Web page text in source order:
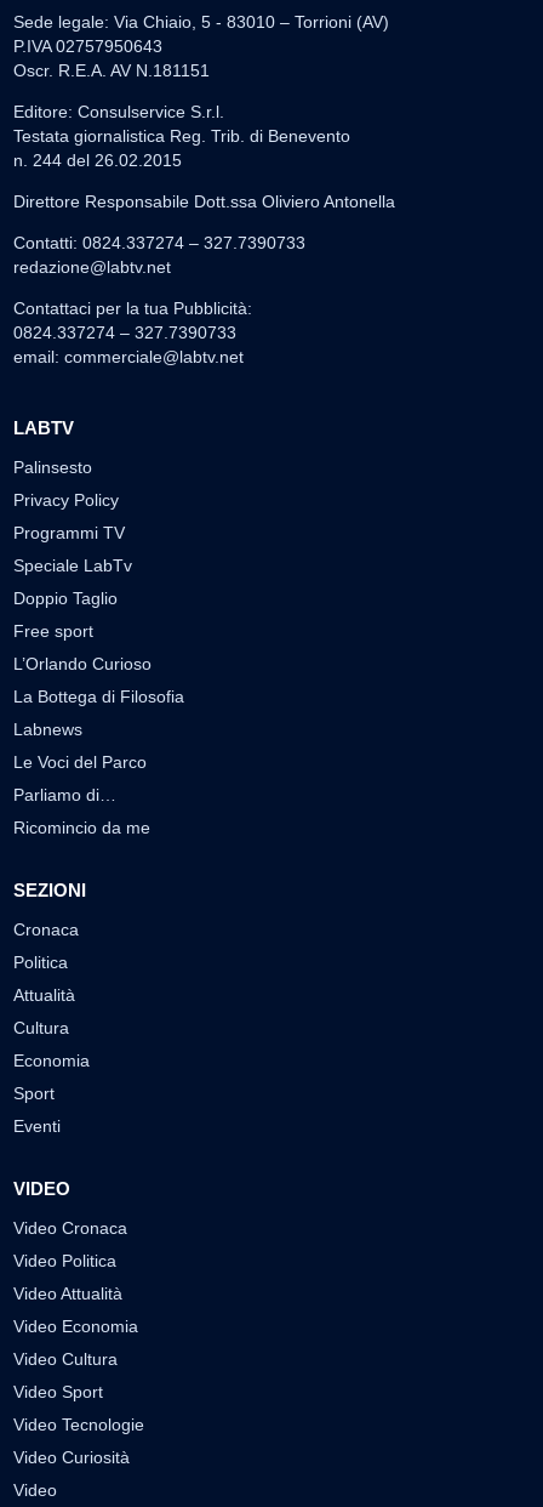
Sede legale: Via Chiaio, 5 - 83010 – Torrioni (AV)
P.IVA 02757950643
Oscr. R.E.A. AV N.181151
Editore: Consulservice S.r.l.
Testata giornalistica Reg. Trib. di Benevento
n. 244 del 26.02.2015
Direttore Responsabile Dott.ssa Oliviero Antonella
Contatti: 0824.337274 – 327.7390733
redazione@labtv.net
Contattaci per la tua Pubblicità:
0824.337274 – 327.7390733
email: commerciale@labtv.net
LABTV
Palinsesto
Privacy Policy
Programmi TV
Speciale LabTv
Doppio Taglio
Free sport
L’Orlando Curioso
La Bottega di Filosofia
Labnews
Le Voci del Parco
Parliamo di…
Ricomincio da me
SEZIONI
Cronaca
Politica
Attualità
Cultura
Economia
Sport
Eventi
VIDEO
Video Cronaca
Video Politica
Video Attualità
Video Economia
Video Cultura
Video Sport
Video Tecnologie
Video Curiosità
Video